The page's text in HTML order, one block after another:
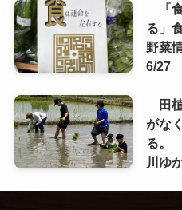
「
る」
野菜
6/27
田
がな
る。
川ゆ